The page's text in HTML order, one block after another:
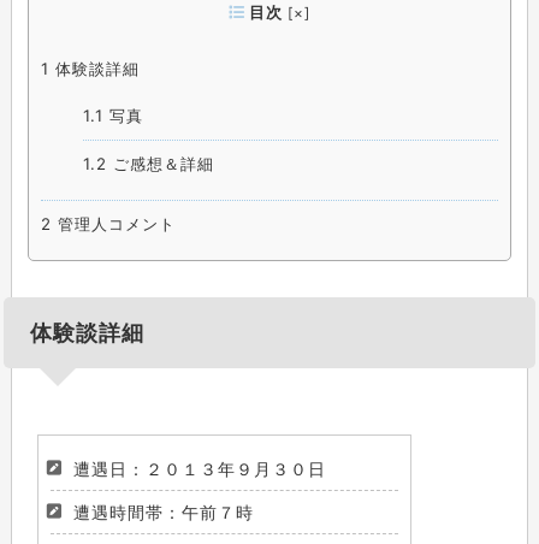
目次 [×]
1 体験談詳細
1.1 写真
1.2 ご感想＆詳細
2 管理人コメント
体験談詳細
遭遇日：２０１３年９月３０日
遭遇時間帯：午前７時